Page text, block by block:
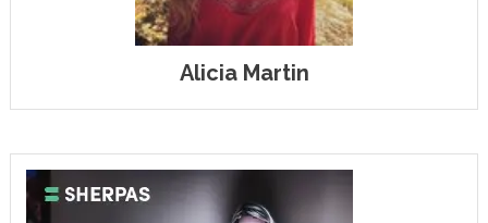
Alicia Martin